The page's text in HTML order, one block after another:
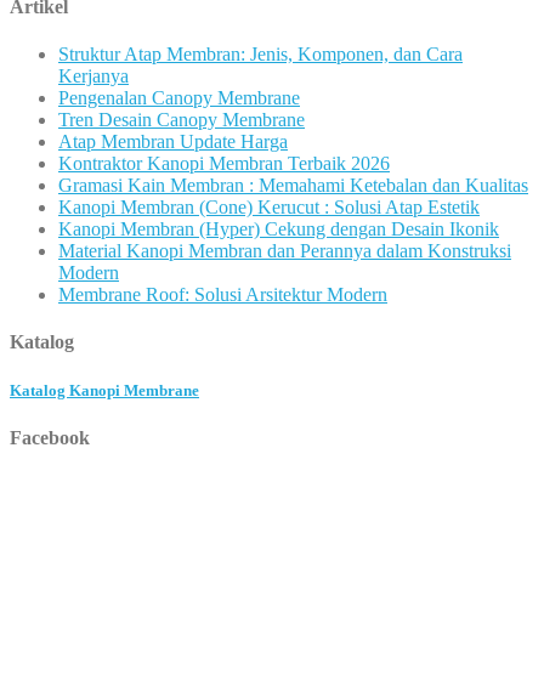
Artikel
Struktur Atap Membran: Jenis, Komponen, dan Cara
Kerjanya
Pengenalan Canopy Membrane
Tren Desain Canopy Membrane
Atap Membran Update Harga
Kontraktor Kanopi Membran Terbaik 2026
Gramasi Kain Membran : Memahami Ketebalan dan Kualitas
Kanopi Membran (Cone) Kerucut : Solusi Atap Estetik
Kanopi Membran (Hyper) Cekung dengan Desain Ikonik
Material Kanopi Membran dan Perannya dalam Konstruksi
Modern
Membrane Roof: Solusi Arsitektur Modern
Katalog
Katalog Kanopi Membrane
Facebook